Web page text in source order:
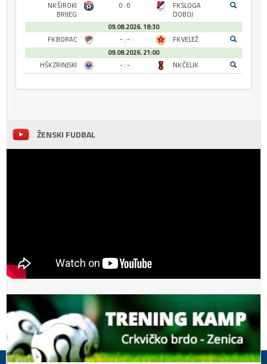
NK ŠIROKI
BRIJEG
0 : 0
FK SLOGA
DOBOJ
09.08.2026. 18:30
FK BORAC
- : -
FK VELEŽ
09.08.2026. 21:00
HŠK ZRINJSKI
- : - NK ČELIK
ŽENSKI FUDBAL